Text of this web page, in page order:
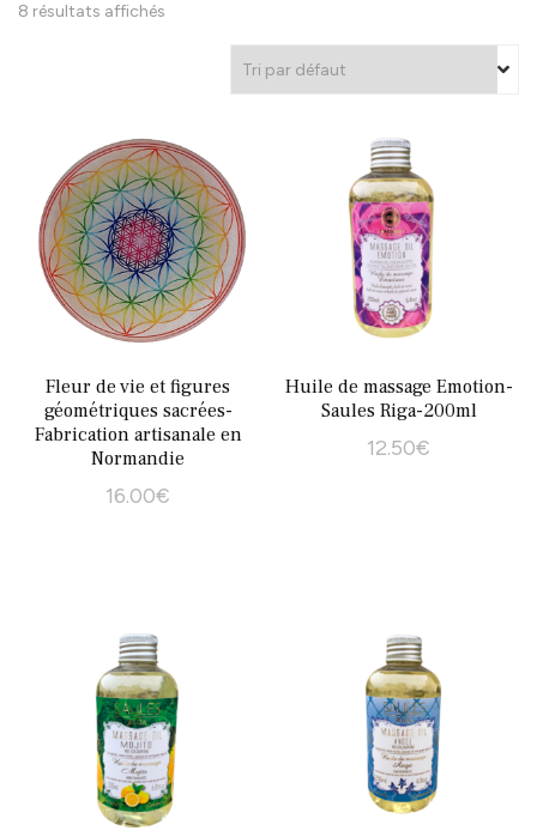
8 résultats affichés
Fleur de vie et figures
géométriques sacrées-
Fabrication artisanale en
Normandie
16.00€
plusieurs
variations.
Les
options
peuvent
être
Huile de massage Emotion-
Saules Riga-200ml
12.50€